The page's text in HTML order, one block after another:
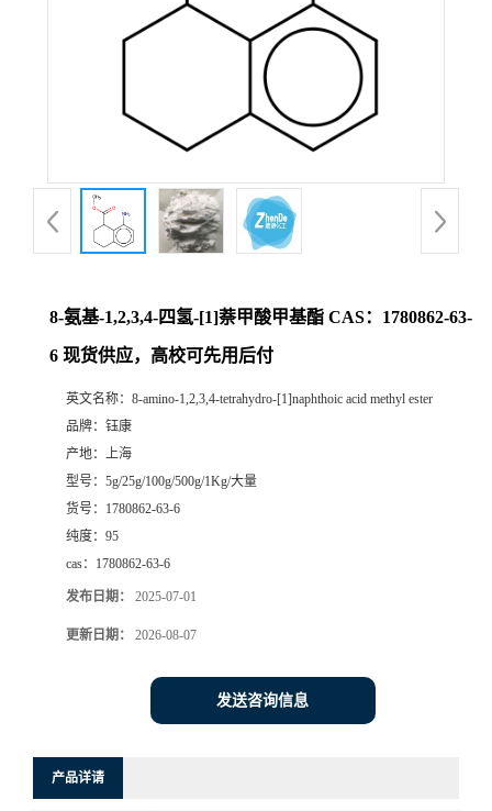
8-氨基-1,2,3,4-四氢-[1]萘甲酸甲基酯 CAS：1780862-63-
6 现货供应，高校可先用后付
英文名称： 8-amino-1,2,3,4-tetrahydro-[1]naphthoic acid methyl ester
品牌： 钰康
产地： 上海
型号： 5g/25g/100g/500g/1Kg/大量
货号： 1780862-63-6
纯度： 95
cas： 1780862-63-6
发布日期： 2025-07-01
更新日期： 2026-08-07
发送咨询信息
产品详请